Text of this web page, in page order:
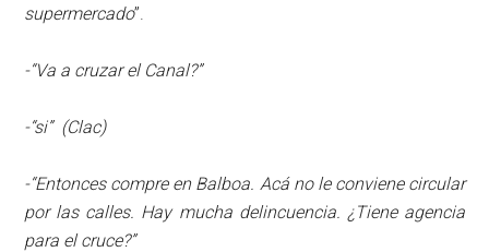
supermercado”.
-“Va a cruzar el Canal?”
-“si” (Clac)
-“Entonces compre en Balboa. Acá no le conviene circular
por las calles. Hay mucha delincuencia. ¿Tiene agencia
para el cruce?”